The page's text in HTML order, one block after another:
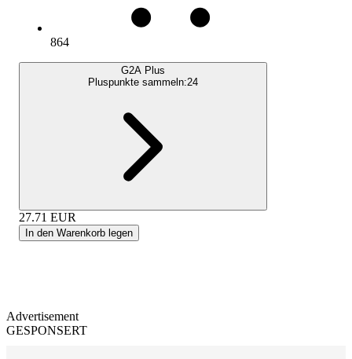
864
G2A Plus
Pluspunkte sammeln:24
27.71 EUR
In den Warenkorb legen
Advertisement
GESPONSERT